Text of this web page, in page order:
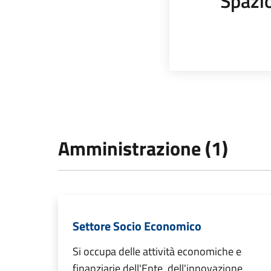
Amministrazione (1)
Settore Socio Economico
Si occupa delle attività economiche e